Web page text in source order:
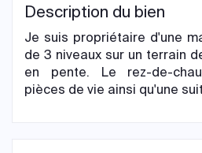
Description du bien
Je suis propriétaire d'une
de 3 niveaux sur un terrain
en pente. Le rez-de-
pièces de vie ainsi qu'une